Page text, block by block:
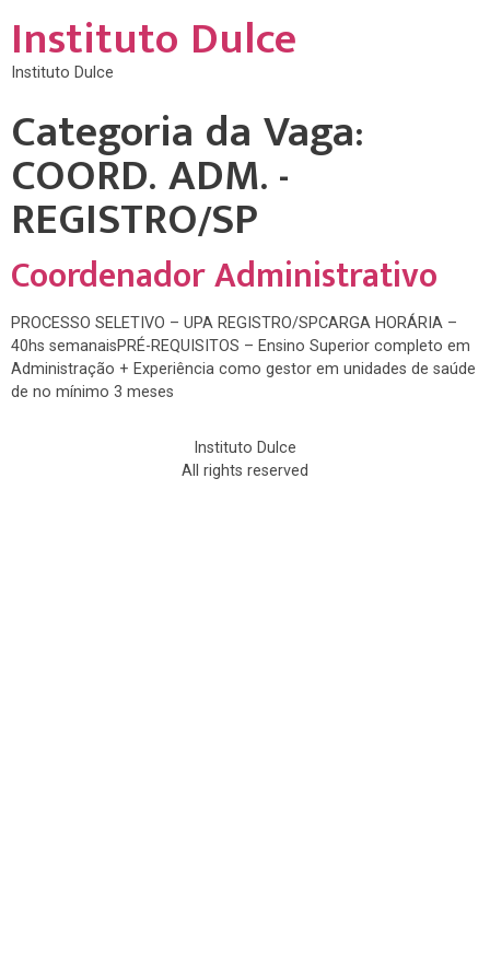
Instituto Dulce
Instituto Dulce
Categoria da Vaga:
COORD. ADM. -
REGISTRO/SP
Coordenador Administrativo
PROCESSO SELETIVO – UPA REGISTRO/SPCARGA HORÁRIA –
40hs semanaisPRÉ-REQUISITOS – Ensino Superior completo em
Administração + Experiência como gestor em unidades de saúde
de no mínimo 3 meses
Instituto Dulce
All rights reserved